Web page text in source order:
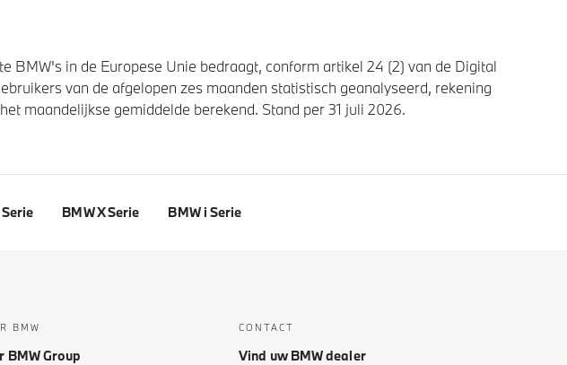
in de Europese Unie bedraagt, conform artikel 24 (2) van de Digital
van de afgelopen zes maanden statistisch geanalyseerd, rekening
maandelijkse gemiddelde berekend. Stand per 31 juli 2026.
BMW X Serie BMW i Serie
BMW
BMW Group
CONTACT
Vind uw BMW dealer